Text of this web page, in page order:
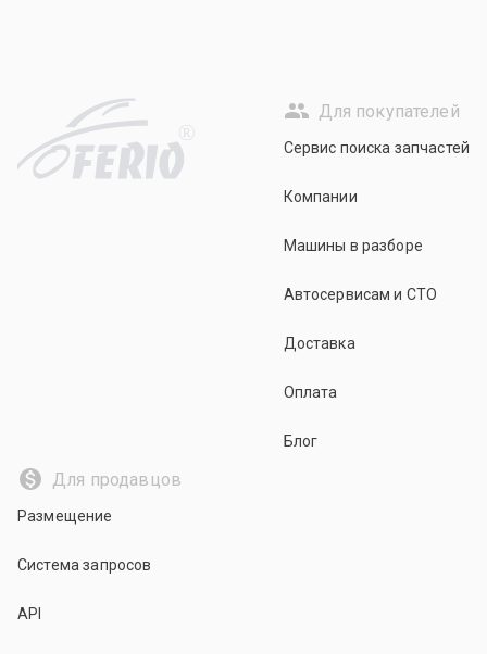
R
Для покупателей
Сервис поиска запчастей
Компании
Машины в разборе
Автосервисам и СТО
Доставка
Оплата
Блог
Для продавцов
Размещение
Система запросов
API